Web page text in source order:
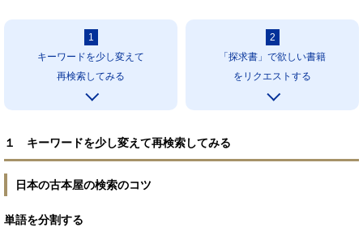
1
キーワードを少し変えて
再検索してみる
2
「探求書」で欲しい書籍
をリクエストする
１ キーワードを少し変えて再検索してみる
日本の古本屋の検索のコツ
単語を分割する